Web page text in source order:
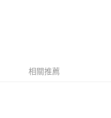
即可結帳。
後，將跳轉至「AFTEE先享後付」
即可完成結帳。
相關推薦